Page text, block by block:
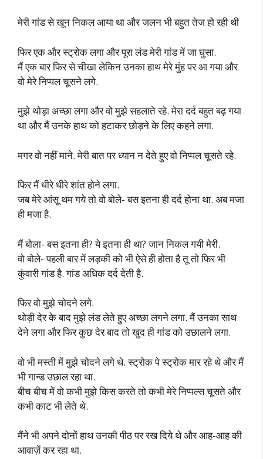
मेरी गांड से खून निकल आया था और जलन भी बहुत तेज हो रही थी
फिर एक और स्ट्रोक लगा और पूरा लंड मेरी गांड में जा घुसा.
मैं एक बार फिर से चीखा लेकिन उनका हाथ मेरे मुंह पर आ गया और
वो मेरे निप्पल चूसने लगे.
मुझे थोड़ा अच्छा लगा और वो मुझे सहलाते रहे. मेरा दर्द बहुत बढ़ गया
था और मैं उनके हाथ को हटाकर छोड़ने के लिए कहने लगा.
मगर वो नहीं माने. मेरी बात पर ध्यान न देते हुए वो निप्पल चूसते रहे.
फिर मैं धीरे धीरे शांत होने लगा.
जब मेरे आंसू थम गये तो वो बोले- बस इतना ही दर्द होना था. अब मजा
ही मजा है.
मैं बोला- बस इतना ही? ये इतना ही था? जान निकल गयी मेरी.
वो बोले- पहली बार में लड़की को भी ऐसे ही होता है तू तो फिर भी
कुंवारी गांड है. गांड अधिक दर्द देती है.
फिर वो मुझे चोदने लगे.
थोड़ी देर के बाद मुझे लंड लेते हुए अच्छा लगने लगा. मैं उनका साथ
देने लगा और फिर कुछ देर बाद तो खुद ही गांड को उछालने लगा.
वो भी मस्ती में मुझे चोदने लगे थे. स्ट्रोक पे स्ट्रोक मार रहे थे और मैं
भी गान्ड उछाल रहा था.
बीच बीच में वो कभी मुझे किस करते तो कभी मेरे निप्पल्स चूसते और
कभी काट भी लेते थे.
मैंने भी अपने दोनों हाथ उनकी पीठ पर रख दिये थे और आह-आह की
आवाज़ें कर रहा था.